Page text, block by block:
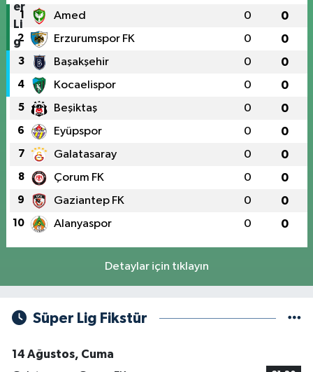
1 Amed 0 0
2 Erzurumspor FK 0 0
3 Başakşehir 0 0
4 Kocaelispor 0 0
5 Beşiktaş 0 0
6 Eyüpspor 0 0
7 Galatasaray 0 0
8 Çorum FK 0 0
9 Gaziantep FK 0 0
10 Alanyaspor 0 0
Detaylar için tıklayın
Süper Lig Fikstür
14 Ağustos, Cuma